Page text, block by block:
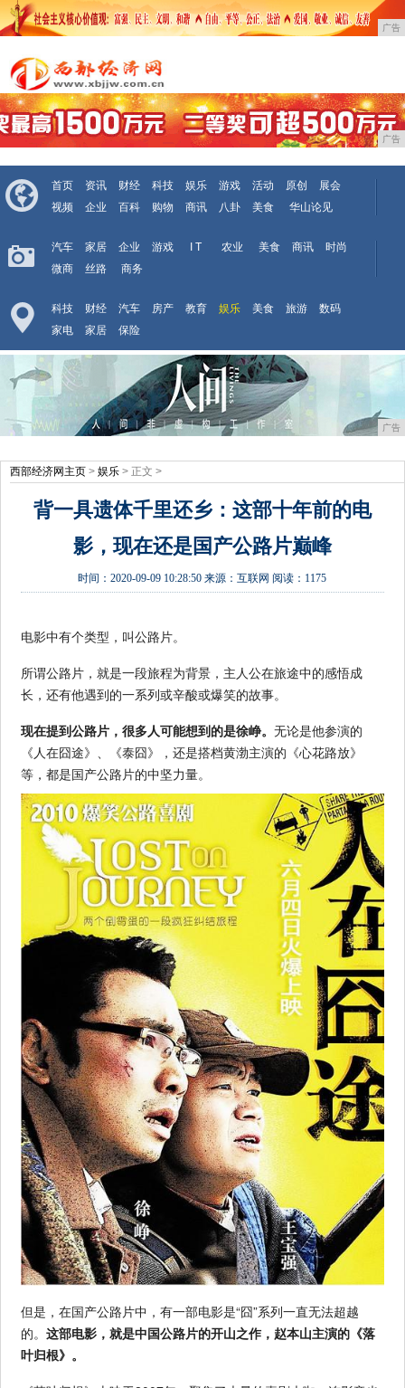
广告
广告
首页 资讯 财经 科技 娱乐 游戏 活动 原创
展会
视频
企业 百科 购物 商讯 八卦 美食 华山论见
汽车 家居 企业 游戏 I T 农业 美食 商讯
时尚
微商
丝路 商务
科技 财经 汽车 房产 教育 娱乐 美食 旅游
数码
家电
家居 保险
广告
西部经济网主页 > 娱乐 > 正文 >
背一具遗体千里还乡：这部十年前的电
影，现在还是国产公路片巅峰
时间：2020-09-09 10:28:50 来源：互联网 阅读：1175
电影中有个类型，叫公路片。
所谓公路片，就是一段旅程为背景，主人公在旅途中的感悟成
长，还有他遇到的一系列或辛酸或爆笑的故事。
现在提到公路片，很多人可能想到的是徐峥。无论是他参演的
《人在囧途》、《泰囧》，还是搭档黄渤主演的《心花路放》
等，都是国产公路片的中坚力量。
但是，在国产公路片中，有一部电影是“囧”系列一直无法超越
的。这部电影，就是中国公路片的开山之作，赵本山主演的《落
叶归根》。